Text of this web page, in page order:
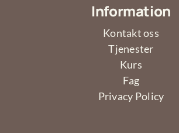
Information
Kontakt oss
Tjenester
Kurs
Fag
Privacy Policy